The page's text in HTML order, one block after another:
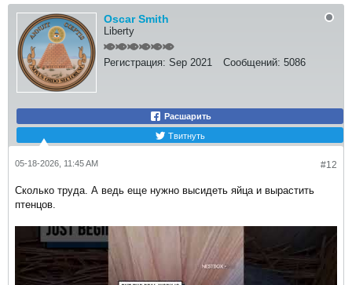
Oscar Smith
Liberty
Регистрация: Sep 2021 Сообщений: 5086
Расшарить
Твитнуть
#12
05-18-2026, 11:45 AM
Сколько труда. А ведь еще нужно высидеть яйца и вырастить
птенцов.